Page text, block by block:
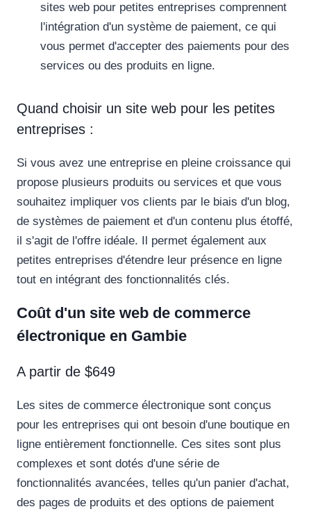
sites web pour petites entreprises comprennent
l'intégration d'un système de paiement, ce qui
vous permet d'accepter des paiements pour des
services ou des produits en ligne.
Quand choisir un site web pour les petites
entreprises :
Si vous avez une entreprise en pleine croissance qui
propose plusieurs produits ou services et que vous
souhaitez impliquer vos clients par le biais d'un blog,
de systèmes de paiement et d'un contenu plus étoffé,
il s'agit de l'offre idéale. Il permet également aux
petites entreprises d'étendre leur présence en ligne
tout en intégrant des fonctionnalités clés.
Coût d'un site web de commerce
électronique en Gambie
A partir de $649
Les sites de commerce électronique sont conçus
pour les entreprises qui ont besoin d'une boutique en
ligne entièrement fonctionnelle. Ces sites sont plus
complexes et sont dotés d'une série de
fonctionnalités avancées, telles qu'un panier d'achat,
des pages de produits et des options de paiement